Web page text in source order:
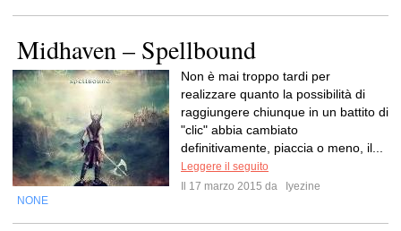
Midhaven – Spellbound
Non è mai troppo tardi per
realizzare quanto la possibilità di
raggiungere chiunque in un battito di
"clic" abbia cambiato
definitivamente, piaccia o meno, il...
Leggere il seguito
Il 17 marzo 2015 da
Iyezine
NONE